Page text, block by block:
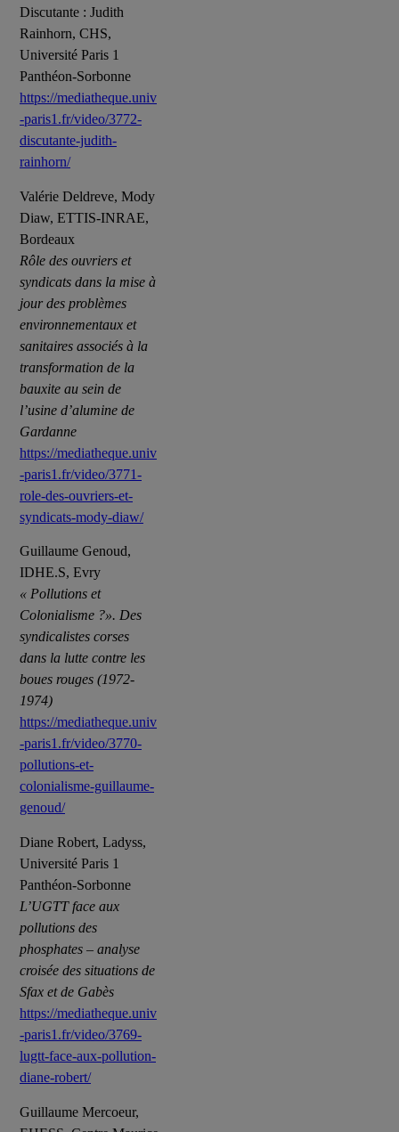
Discutante : Judith
Rainhorn, CHS,
Université Paris 1
Panthéon-Sorbonne
https://mediatheque.univ
-paris1.fr/video/3772-
discutante-judith-
rainhorn/
Valérie Deldreve, Mody
Diaw, ETTIS-INRAE,
Bordeaux
Rôle des ouvriers et
syndicats dans la mise à
jour des problèmes
environnementaux et
sanitaires associés à la
transformation de la
bauxite au sein de
l’usine d’alumine de
Gardanne
https://mediatheque.univ
-paris1.fr/video/3771-
role-des-ouvriers-et-
syndicats-mody-diaw/
Guillaume Genoud,
IDHE.S, Evry
« Pollutions et
Colonialisme ?». Des
syndicalistes corses
dans la lutte contre les
boues rouges (1972-
1974)
https://mediatheque.univ
-paris1.fr/video/3770-
pollutions-et-
colonialisme-guillaume-
genoud/
Diane Robert, Ladyss,
Université Paris 1
Panthéon-Sorbonne
L’UGTT face aux
pollutions des
phosphates – analyse
croisée des situations de
Sfax et de Gabès
https://mediatheque.univ
-paris1.fr/video/3769-
lugtt-face-aux-pollution-
diane-robert/
Guillaume Mercoeur,